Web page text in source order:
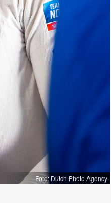
Foto: Dutch Photo Agency